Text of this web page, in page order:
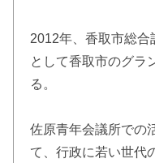
2012年、香取市総合
として香取市のグラ
る。
佐原青年会議所での
て、行政に若い世代